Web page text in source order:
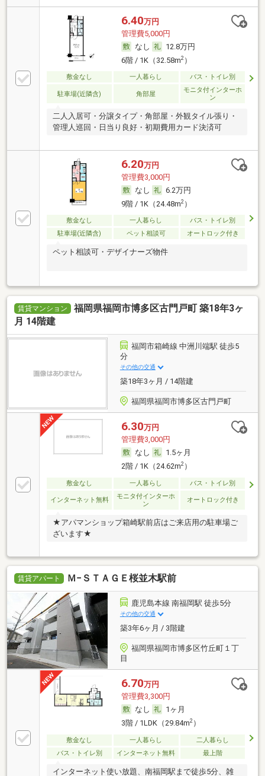
6.40万円
管理費5,000円
なし
12.8万円
6階 / 1K（32.58m2）
敷金なし 一人暮らし バス・トイレ別
駐車場(近隣含) 角部屋
モニタ付インターホ
ン
二人入居可・分譲タイプ・角部屋・外観タイル張り・
管理人巡回・日当り良好・初期費用カード決済可
6.20万円
管理費3,000円
なし
6.2万円
9階 / 1K（24.48m2）
敷金なし 一人暮らし
バス・トイレ別
駐車場(近隣含)
ペット相談可 オートロック付き
ペット相談可・デザイナーズ物件
賃貸マンション
福岡県福岡市博多区古門戸町 築18年3ヶ
月 14階建
福岡市箱崎線 中洲川端駅 徒歩5
分
その他の交通
築18年3ヶ月 / 14階建
福岡県福岡市博多区古門戸町
6.30万円
管理費3,000円
なし
1.5ヶ月
2階 / 1K（24.62m2）
敷金なし 一人暮らし バス・トイレ別
インターネット無料
モニタ付インターホ
ン
オートロック付き
★アパマンショップ箱崎駅前店はご来店用の駐車場ご
ざいます★
賃貸アパート Ｍ−ＳＴＡＧＥ桜並木駅前
鹿児島本線 南福岡駅 徒歩5分
その他の交通
築3年6ヶ月 / 3階建
福岡県福岡市博多区竹丘町１丁
目
6.70万円
管理費3,300円
なし
1ヶ月
3階 / 1LDK（29.84m2）
敷金なし 一人暮らし
二人暮らし
バス・トイレ別
インターネット無料 最上階
インターネット使い放題、南福岡駅まで徒歩5分、雑